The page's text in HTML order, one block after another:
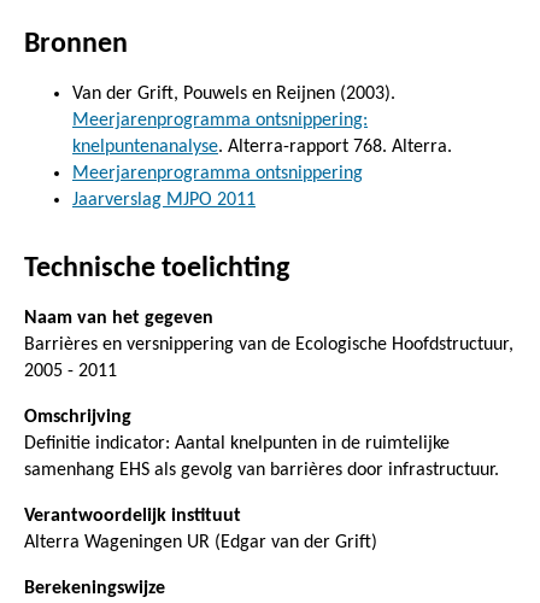
Bronnen
Van der Grift, Pouwels en Reijnen (2003).
Meerjarenprogramma ontsnippering:
knelpuntenanalyse. Alterra-rapport 768. Alterra.
Meerjarenprogramma ontsnippering
Jaarverslag MJPO 2011
Technische toelichting
Naam van het gegeven
Barrières en versnippering van de Ecologische Hoofdstructuur,
2005 - 2011
Omschrijving
Definitie indicator: Aantal knelpunten in de ruimtelijke
samenhang EHS als gevolg van barrières door infrastructuur.
Verantwoordelijk instituut
Alterra Wageningen UR (Edgar van der Grift)
Berekeningswijze